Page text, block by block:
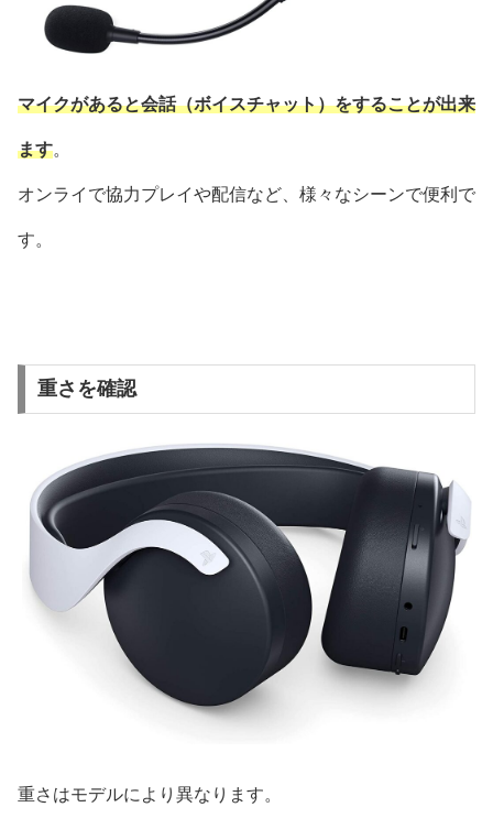
マイクがあると会話（ボイスチャット）をすることが出来
ます。
オンライで協力プレイや配信など、様々なシーンで便利で
す。
重さを確認
重さはモデルにより異なります。